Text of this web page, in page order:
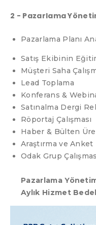
2 - Pazarlama
Pazarlama Planı
Satış Ekibinin
Müşteri Saha
Lead Toplama
Konferans &
Satınalma Dergi
Röportaj Çalışması
Haber & Bülten
Araştırma ve
Odak Grup
Pazarlama
Aylık Hizmet